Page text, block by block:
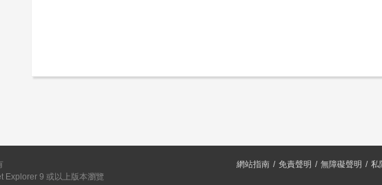
網站指南 免責聲明 無障礙聲明 私
Explorer 9 或以上版本瀏覽